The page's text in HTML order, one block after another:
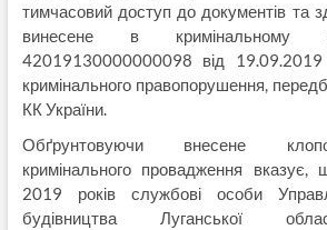
тимчасовий доступ до документів та
винесене в кримінальному
42019130000000098 від
кримінального правопорушення,
КК України.
Обґрунтовуючи внесене
кримінального провадження
2019 років службові особи
будівництва Луганської